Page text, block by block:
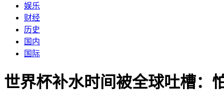
娱乐
财经
历史
国内
国际
世界杯补水时间被全球吐槽：